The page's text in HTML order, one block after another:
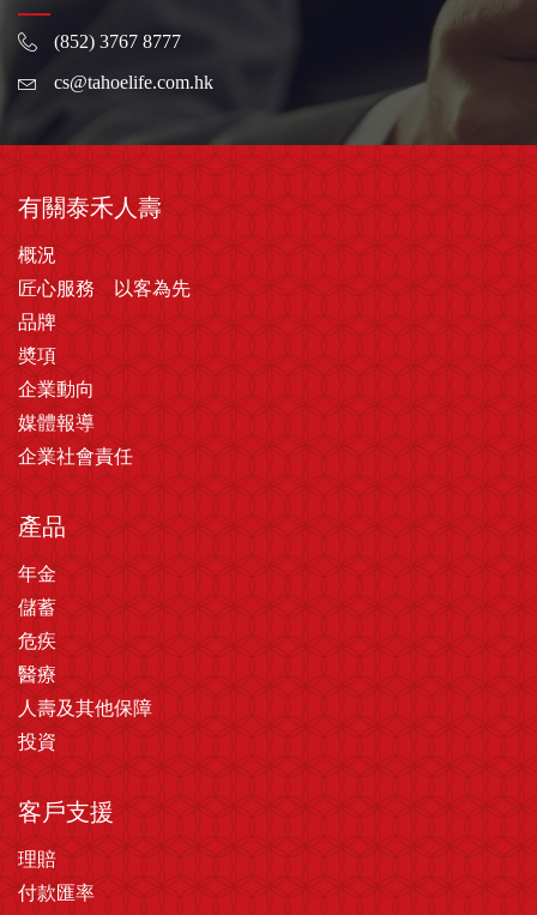
(852) 3767 8777
cs@tahoelife.com.hk
有關泰禾人壽
概況
匠心服務 以客為先
品牌
奬項
企業動向
媒體報導
企業社會責任
產品
年金
儲蓄
危疾
醫療
人壽及其他保障
投資
客戶支援
理賠
付款匯率